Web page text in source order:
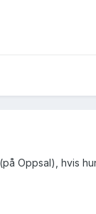
Oppsal), hvis